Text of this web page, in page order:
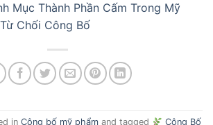
Mục Thành Phần Cấm Trong Mỹ
Chối Công Bố
inCông bố mỹ phẩm and tagged
Công Bố